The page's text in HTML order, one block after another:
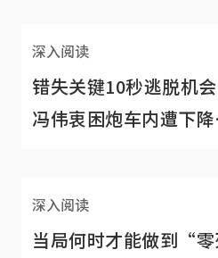
深入阅读
错失关键10秒逃脱机
冯伟衷困炮车内遭下
深入阅读
当局何时才能做到“